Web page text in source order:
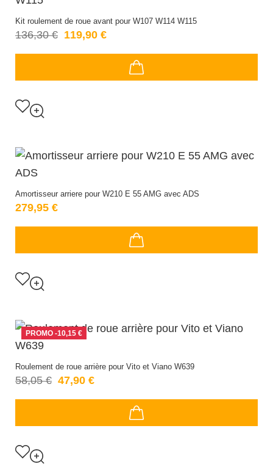
Kit roulement de roue avant pour W107 W114 W115
136,30 € 119,90 €
Amortisseur arriere pour W210 E 55 AMG avec ADS
279,95 €
PROMO -10,15 €
Roulement de roue arrière pour Vito et Viano W639
58,05 € 47,90 €